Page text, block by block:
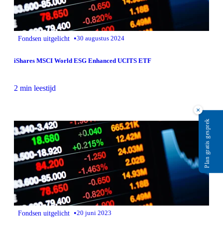
Fondsen uitgelicht •30 augustus 2024
iShares MSCI World ESG Enhanced UCITS ETF
2 min leestijd
Fondsen uitgelicht •20 juni 2023
×
Plan gratis gesprek